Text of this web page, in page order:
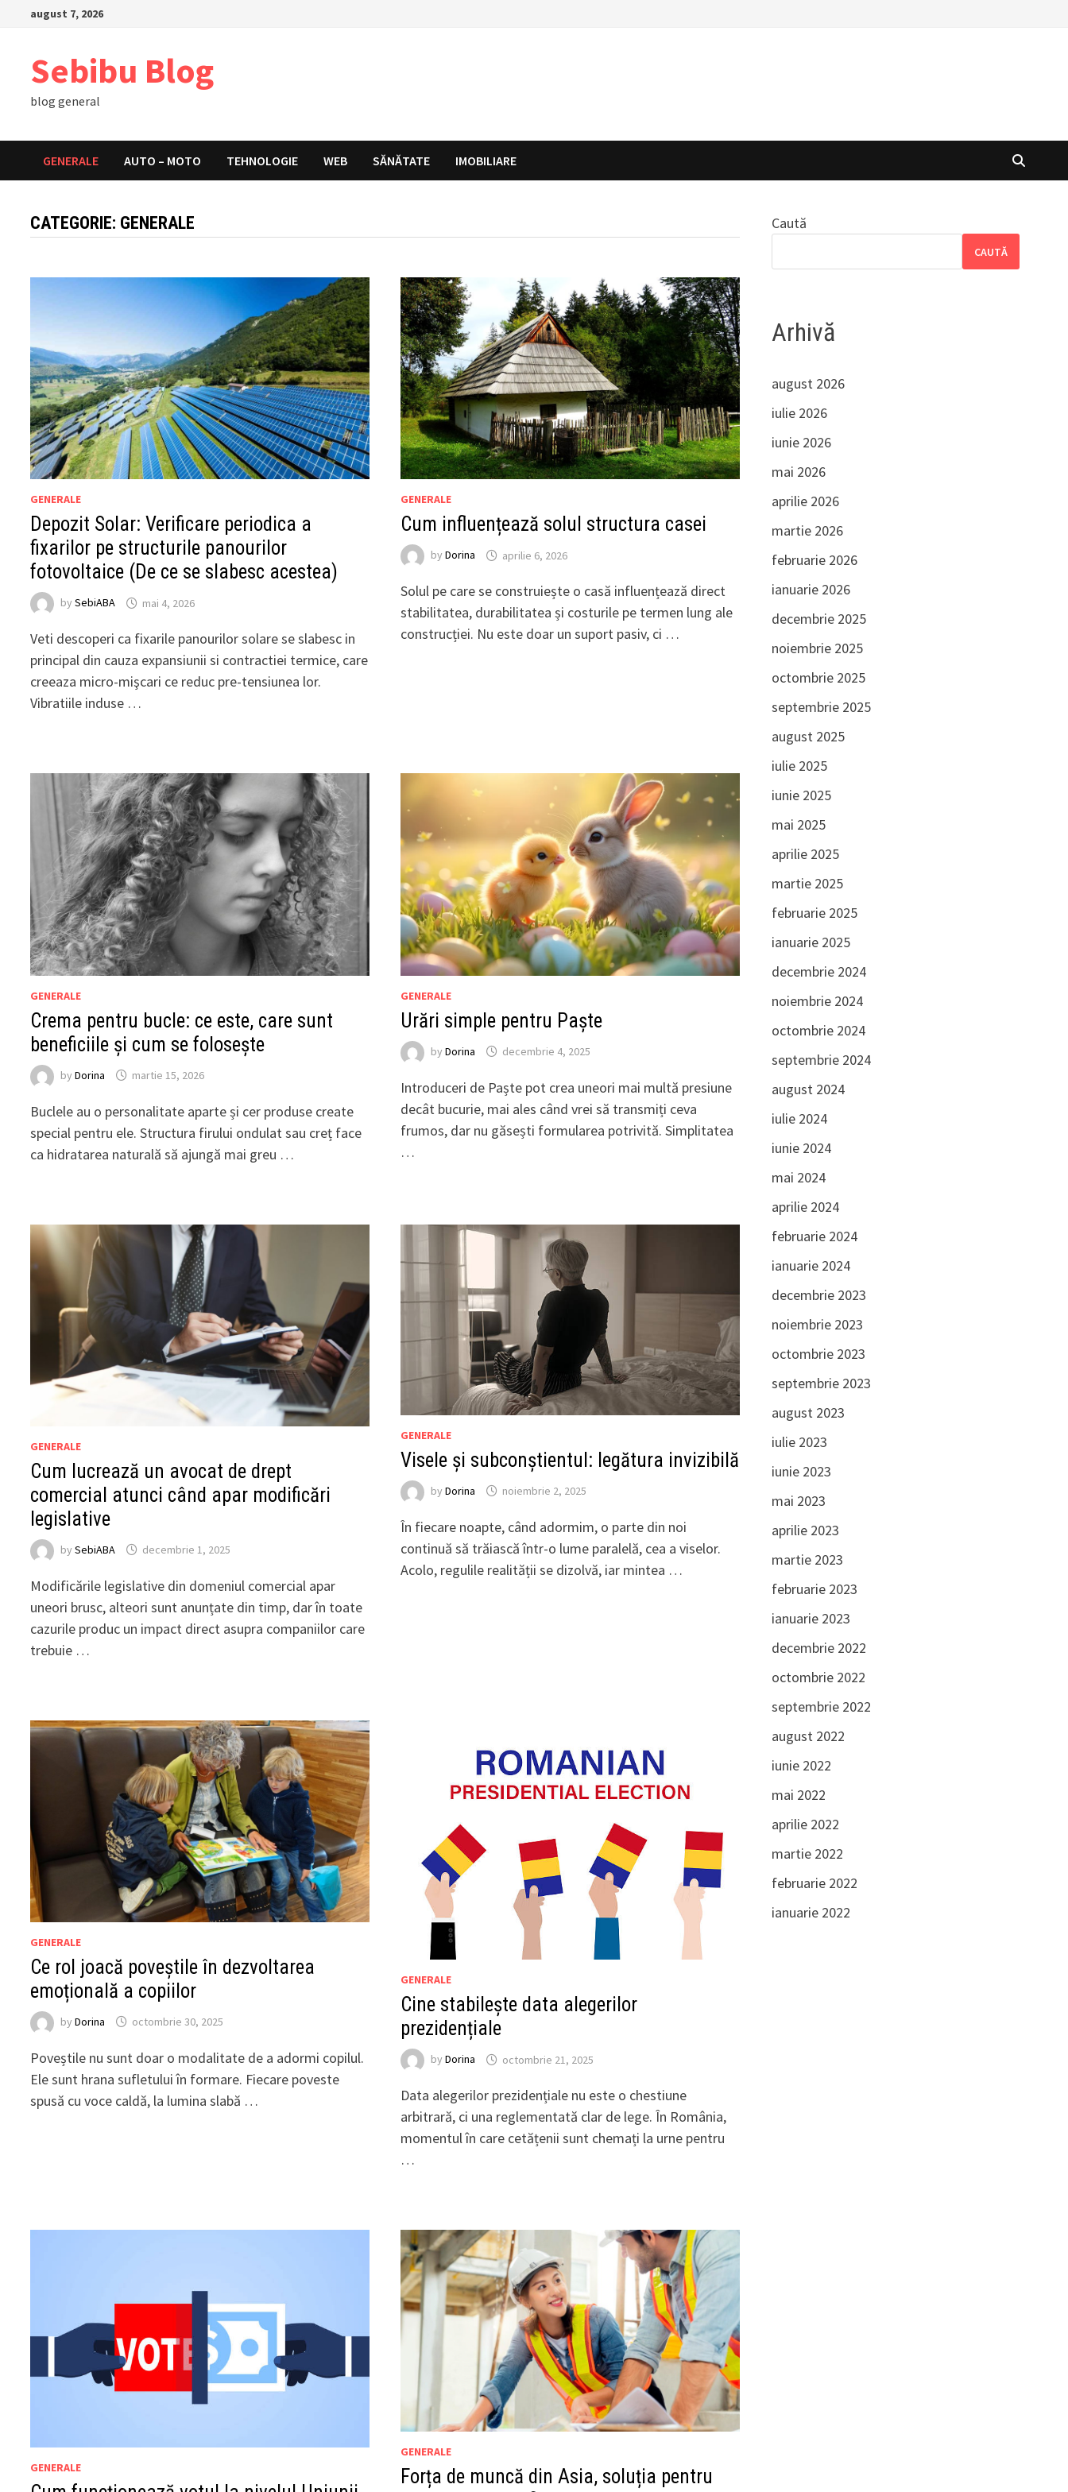
august 7, 2026
Sebibu Blog
blog general
GENERALE AUTO – MOTO TEHNOLOGIE WEB SĂNĂTATE IMOBILIARE
CATEGORIE: GENERALE
GENERALE
Depozit Solar: Verificare periodica a
fixarilor pe structurile panourilor
fotovoltaice (De ce se slabesc acestea)
bySebiABA mai 4, 2026
Veti descoperi ca fixarile panourilor solare se slabesc in
principal din cauza expansiunii si contractiei termice, care
creeaza micro-mişcari ce reduc pre-tensiunea lor.
Vibratiile induse …
GENERALE
Cum influențează solul structura casei
by Dorina aprilie 6, 2026
Solul pe care se construiește o casă influențează direct
stabilitatea, durabilitatea și costurile pe termen lung ale
construcției. Nu este doar un suport pasiv, ci …
GENERALE
Crema pentru bucle: ce este, care sunt
beneficiile și cum se folosește
byDorina martie 15, 2026
Buclele au o personalitate aparte și cer produse create
special pentru ele. Structura firului ondulat sau creț face
ca hidratarea naturală să ajungă mai greu …
GENERALE
Urări simple pentru Paște
by Dorina decembrie 4, 2025
Introduceri de Paște pot crea uneori mai multă presiune
decât bucurie, mai ales când vrei să transmiți ceva
frumos, dar nu găsești formularea potrivită. Simplitatea
…
GENERALE
Cum lucrează un avocat de drept
comercial atunci când apar modificări
legislative
bySebiABA decembrie 1, 2025
Modificările legislative din domeniul comercial apar
uneori brusc, alteori sunt anunțate din timp, dar în toate
cazurile produc un impact direct asupra companiilor care
trebuie …
GENERALE
Visele și subconștientul: legătura invizibilă
by Dorina noiembrie 2, 2025
În fiecare noapte, când adormim, o parte din noi
continuă să trăiască într-o lume paralelă, cea a viselor.
Acolo, regulile realității se dizolvă, iar mintea …
GENERALE
Ce rol joacă poveștile în dezvoltarea
emoțională a copiilor
byDorina octombrie 30, 2025
Poveștile nu sunt doar o modalitate de a adormi copilul.
Ele sunt hrana sufletului în formare. Fiecare poveste
spusă cu voce caldă, la lumina slabă …
GENERALE
Cine stabilește data alegerilor
prezidențiale
by Dorina octombrie 21, 2025
Data alegerilor prezidențiale nu este o chestiune
arbitrară, ci una reglementată clar de lege. În România,
momentul în care cetățenii sunt chemați la urne pentru
…
GENERALE
GENERALE
Forța de muncă din Asia, soluția pentru
Caută
CAUTĂ
Arhivă
august 2026
iulie 2026
iunie 2026
mai 2026
aprilie 2026
martie 2026
februarie 2026
ianuarie 2026
decembrie 2025
noiembrie 2025
octombrie 2025
septembrie 2025
august 2025
iulie 2025
iunie 2025
mai 2025
aprilie 2025
martie 2025
februarie 2025
ianuarie 2025
decembrie 2024
noiembrie 2024
octombrie 2024
septembrie 2024
august 2024
iulie 2024
iunie 2024
mai 2024
aprilie 2024
februarie 2024
ianuarie 2024
decembrie 2023
noiembrie 2023
octombrie 2023
septembrie 2023
august 2023
iulie 2023
iunie 2023
mai 2023
aprilie 2023
martie 2023
februarie 2023
ianuarie 2023
decembrie 2022
octombrie 2022
septembrie 2022
august 2022
iunie 2022
mai 2022
aprilie 2022
martie 2022
februarie 2022
ianuarie 2022